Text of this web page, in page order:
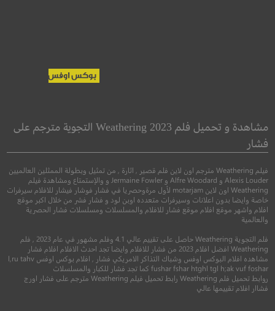
قصص غير محكيّة: عملية
الخطأ الصارخ
وثائقي●رياضي
مجهول
6.9
مشاهدة و تحميل فلم Weathering 2023 التجوية مترجم على
فشار
فيلم Weathering مترجم اون لاين فلم قصير , اثارة , من تمثيل وبطولة الممثلين العالميين
Alexis Louder و Alfre Woodard و Jermaine Fowler و والإستمتاع ومشاهدة فيلم
Weathering اون لاين motarjam لأول مرةوحصريا في فشار فوشار فيشار للافلام سيرفرات
خاصة وايضا بدون اعلانات وسيرفرات متعدده اوبن لود و فشار فشر من خلال اكبر موقع
افلام واشهر موقع افلام موقع فشار للافلام والمسلسلات ومسلسلات فشار الحصرية
والعالمية
فلم التجوية Weathering حاصل على تقييم عالي 4.1 وفلم مشهور في عام 2023 , فلم
Weathering افضل افلام 2023 من فشار للافلام وايضا تجد احدث الافلام افلام فشار
مشاهده افلام البوكس اوفس وشباك التذاكر الامريكي فشار , افلام بوكس اوفس l,ru tahv
fushar fshar htghl tgl h;ak vuf foshar كما تجد فشار للكبار والمسلسلات
روابط تحميل فلم Weathering رابط تحميل فيلم Weathering مترجم على فشار اورج
فشاار افلام تقييمها عالي